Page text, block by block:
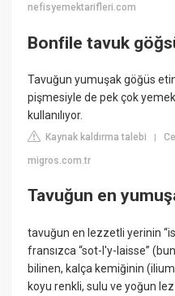
nefisyemektarifleri.com
Bonfile tavuk
Tavuğun yumuşak göğüs
pişmesiyle de pek çok
kullanılıyor.
Kaynak kaldırma talebi |
migros.com.tr
Tavuğun en
tavuğun en lezzetli yerinin
fransızca “sot-l'y-laisse”
bilinen, kalça kemiğinin
koyu renkli, sulu ve yoğun